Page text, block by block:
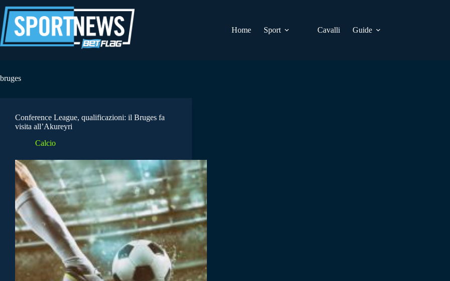
al
contenuto
Home
Sport Cavalli Guide
bruges
Conference League, qualificazioni: il Bruges fa
visita all’Akureyri
Calcio